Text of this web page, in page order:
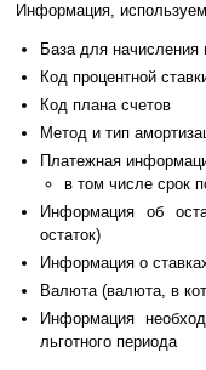
Информация,
База для начисления
Код процентной
Код плана счетов
Метод и тип
Платежная
в том числе срок
Информация об
остаток)
Информация о
Валюта (валюта, в
Информация
льготного периода